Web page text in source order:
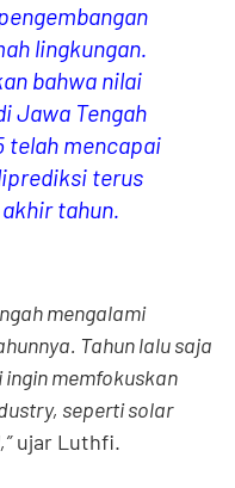
lingkungan.
bahwa nilai
Jawa Tengah
telah mencapai
terus
tahun.
mengalami
Tahun lalu saja
memfokuskan
seperti solar
ujar Luthfi.